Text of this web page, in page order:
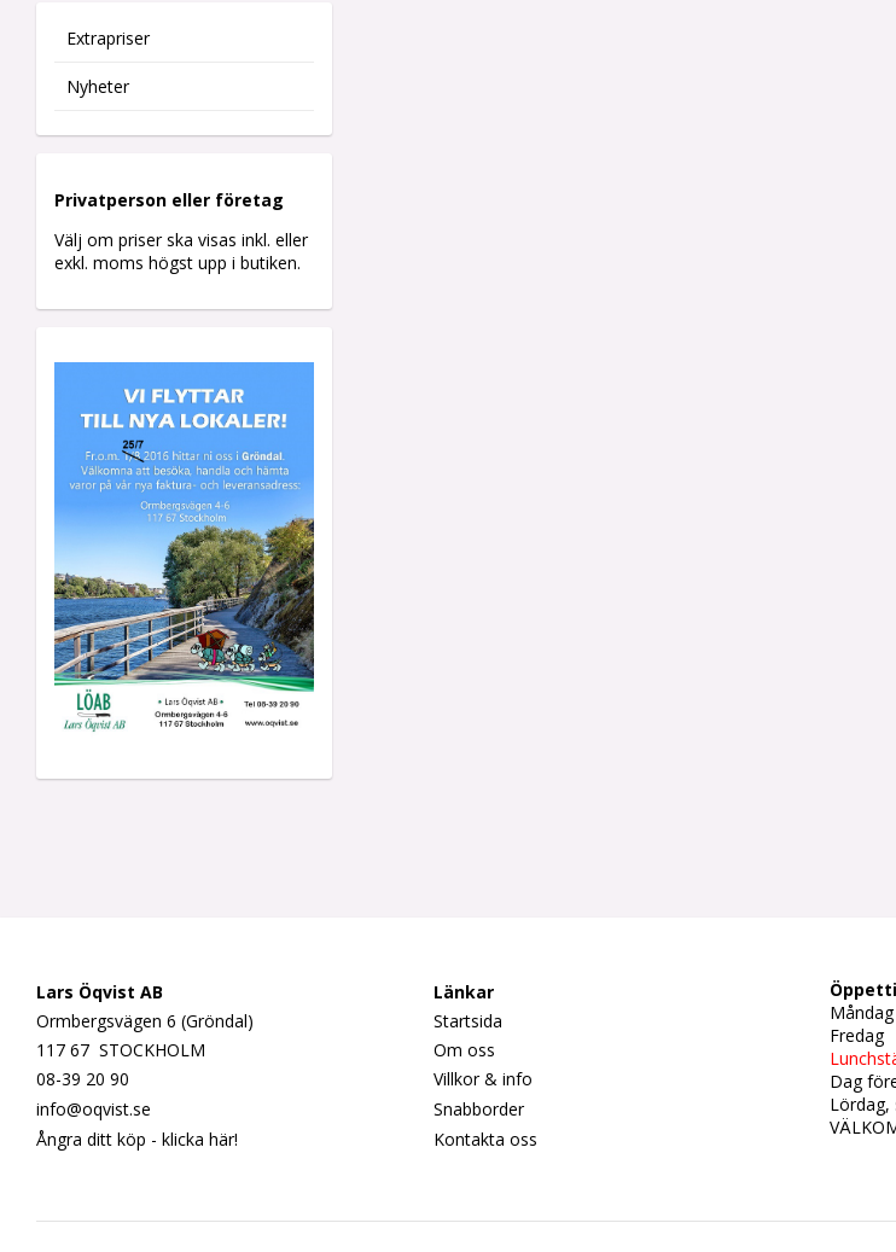
Extrapriser
Nyheter
Privatperson eller företag
Välj om priser ska visas inkl. eller
exkl. moms högst upp i butiken.
Lars Öqvist AB
Ormbergsvägen 6 (Gröndal)
117 67 STOCKHOLM
08-39 20 90
info@oqvist.se
Ångra ditt köp - klicka här!
Länkar
Startsida
Om oss
Villkor & info
Snabborder
Kontakta oss
Fredag
Dag
Lördag,